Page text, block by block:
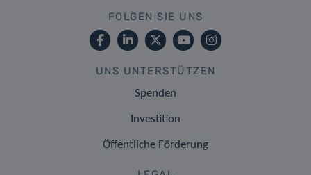
FOLGEN SIE UNS
UNS UNTERSTÜTZEN
Spenden
Investition
Öffentliche Förderung